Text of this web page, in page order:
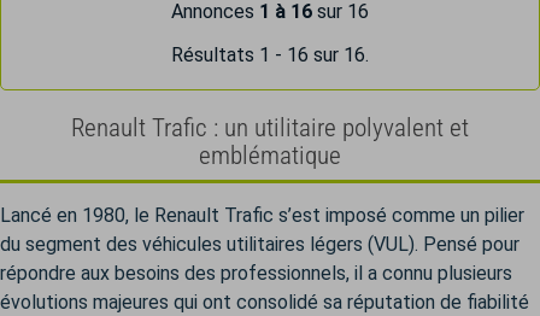
Annonces 1 à 16 sur 16
Résultats 1 - 16 sur 16.
Renault Trafic : un utilitaire polyvalent et
emblématique
Lancé en 1980, le Renault Trafic s’est imposé comme un pilier
du segment des véhicules utilitaires légers (VUL). Pensé pour
répondre aux besoins des professionnels, il a connu plusieurs
évolutions majeures qui ont consolidé sa réputation de fiabilité